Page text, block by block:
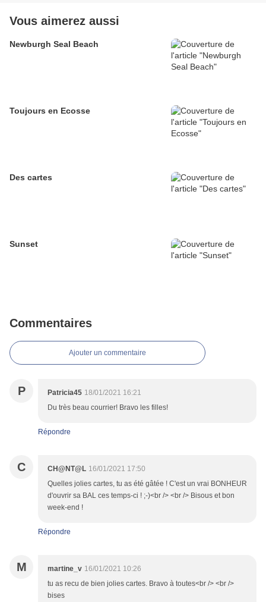
Vous aimerez aussi
Newburgh Seal Beach
Toujours en Ecosse
Des cartes
Sunset
Commentaires
Ajouter un commentaire
P Patricia45 18/01/2021 16:21
Du très beau courrier! Bravo les filles!
Répondre
C CH@NT@L 16/01/2021 17:50
Quelles jolies cartes, tu as été gâtée ! C'est un vrai BONHEUR
d'ouvrir sa BAL ces temps-ci ! ;-)<br /> <br /> Bisous et bon
week-end !
Répondre
M martine_v 16/01/2021 10:26
tu as recu de bien jolies cartes. Bravo à toutes<br /> <br />
bises